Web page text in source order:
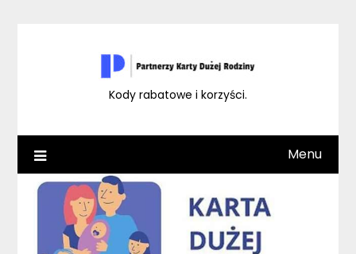
Kody rabatowe i korzyści.
Menu